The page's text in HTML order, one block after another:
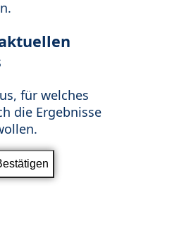
für welches
die Ergebnisse